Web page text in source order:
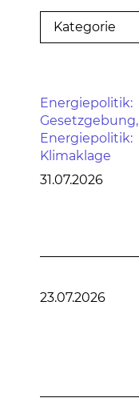
Energiepolitik:
Gesetzgebung,
Energiepolitik:
Klimaklage
31.07.2026
23.07.2026